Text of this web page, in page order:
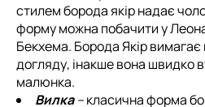
стилем борода якір надає
форму можна побачити у
Бекхема. Борода Якір
догляду, інакше вона швидко
малюнка.
Вилка–класична форма